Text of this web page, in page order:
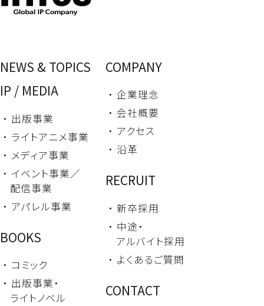
NEWS & TOPICS
IP / MEDIA
・ 出版事業
・ ライトアニメ事業
・ メディア事業
・ イベント事業／
配信事業
・ アパレル事業
BOOKS
・ コミック
・ 出版事業・
ライトノベル
COMPANY
・ 企業理念
・ 会社概要
・ アクセス
・ 沿革
RECRUIT
・ 新卒採用
・ 中途・
アルバイト採用
・ よくあるご質問
CONTACT